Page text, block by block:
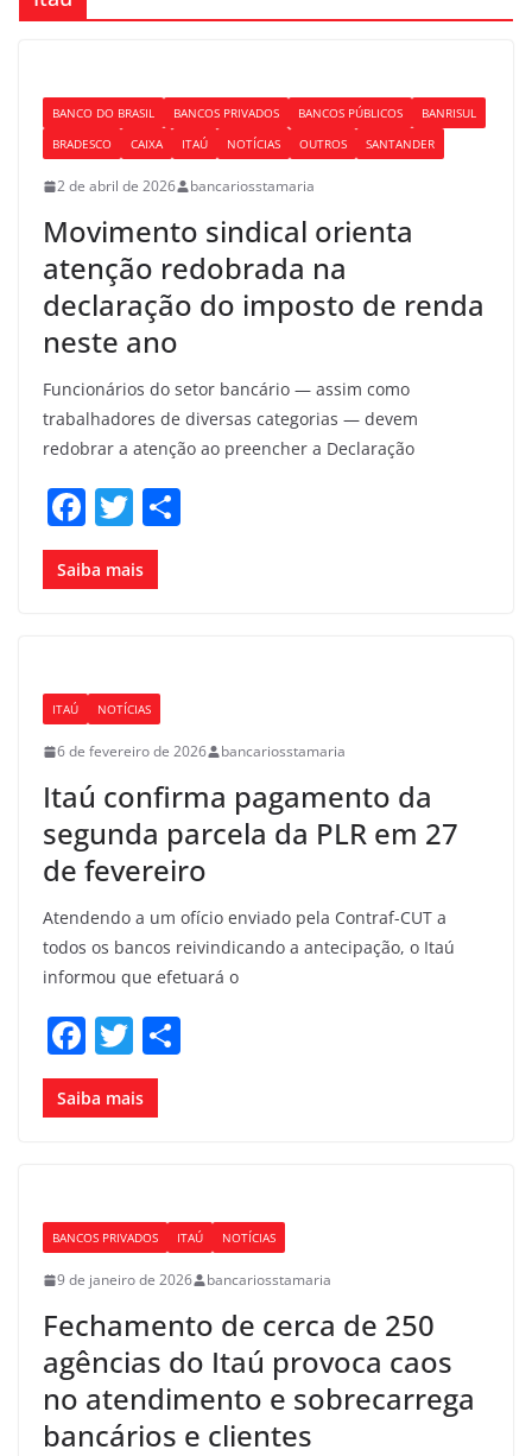
BANCO DO BRASIL BANCOS PRIVADOS BANCOS PÚBLICOS
BANRISUL
BRADESCO
CAIXA ITAÚ NOTÍCIAS OUTROS SANTANDER
2 de abril de 2026 bancariosstamaria
Movimento sindical orienta
atenção redobrada na
declaração do imposto de renda
neste ano
Funcionários do setor bancário — assim como
trabalhadores de diversas categorias — devem
redobrar a atenção ao preencher a Declaração
F
a
c
o
o
k
T
w
itt
Saiba mais
ITAÚ NOTÍCIAS
6 de fevereiro de 2026 bancariosstamaria
Itaú confirma pagamento da
segunda parcela da PLR em 27
de fevereiro
Atendendo a um ofício enviado pela Contraf-CUT a
todos os bancos reivindicando a antecipação, o Itaú
informou que efetuará o
F
a
c
o
o
k
T
w
itt
Saiba mais
BANCOS PRIVADOS ITAÚ NOTÍCIAS
9 de janeiro de 2026 bancariosstamaria
Fechamento de cerca de 250
agências do Itaú provoca caos
no atendimento e sobrecarrega
bancários e clientes